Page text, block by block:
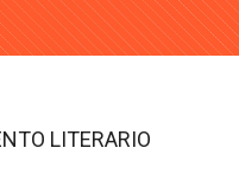
LITERARIO